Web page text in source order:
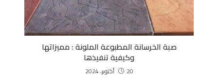
صبة الخرسانة المطبوعة الملونة : مميزاتها
وكيفية تنفيذها
20 أكتوبر، 2024